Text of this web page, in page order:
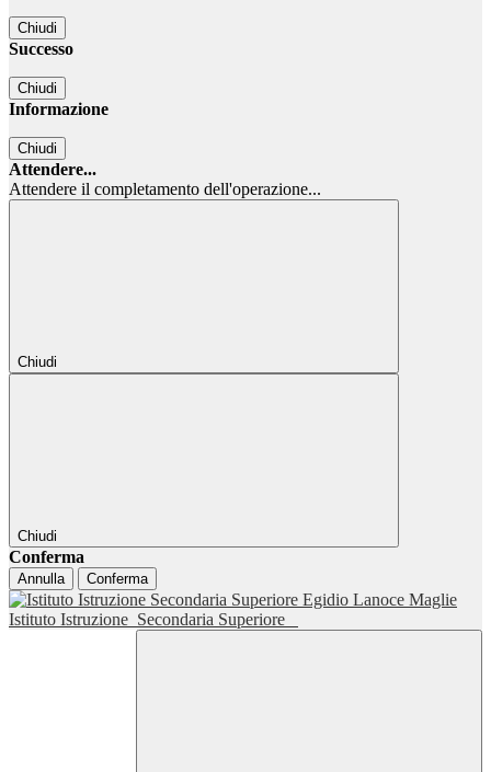
Chiudi
Successo
Chiudi
Informazione
Chiudi
Attendere...
Attendere il completamento dell'operazione...
Chiudi
Chiudi
Conferma
Annulla Conferma
Istituto Istruzione Secondaria Superiore